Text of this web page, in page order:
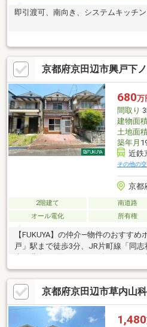
即引渡可、南向き、システムキッチ
京都府京田辺市興戸下
680万
間取り
建物面
土地面
築年月
近鉄
その他の
京都
2階建て 南道路
オール電化
所有権
【FUKUYA】の仲介―物件のおすす
戸」駅まで徒歩3分、JR片町線「同
南・北向き2面にベランダがあり、陽
車スペース1台可能（車種によりま
りご内覧可能です！是非お気軽にお
京都府京田辺市草内山
1,480